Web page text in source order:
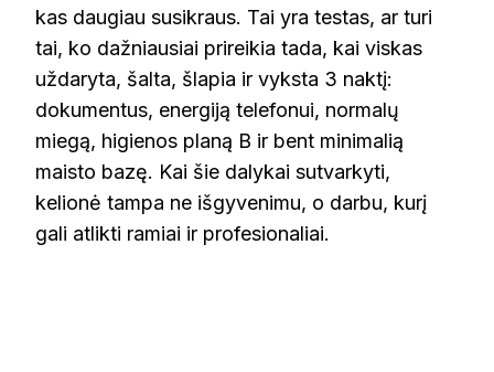
kas daugiau susikraus. Tai yra testas, ar turi
tai, ko dažniausiai prireikia tada, kai viskas
uždaryta, šalta, šlapia ir vyksta 3 naktį:
dokumentus, energiją telefonui, normalų
miegą, higienos planą B ir bent minimalią
maisto bazę. Kai šie dalykai sutvarkyti,
kelionė tampa ne išgyvenimu, o darbu, kurį
gali atlikti ramiai ir profesionaliai.